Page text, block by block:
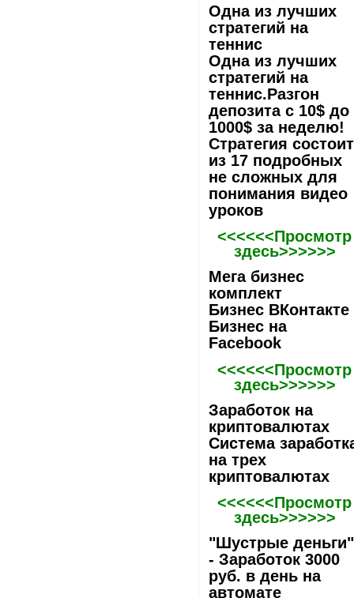
Одна из лучших
стратегий на
теннис
Одна из лучших
стратегий на
теннис.Разгон
депозита с 10$ до
1000$ за неделю!
Стратегия состоит
из 17 подробных
не сложных для
понимания видео
уроков
<<<<<<Просмотр
здесь>>>>>>
Мега бизнес
комплект
Бизнес ВКонтакте
Бизнес на
Facebook
<<<<<<Просмотр
здесь>>>>>>
Заработок на
криптовалютах
Система
на трех
криптовалютах
<<<<<<Просмотр
здесь>>>>>>
"Шустрые деньги"
- Заработок 3000
руб. в день на
автомате